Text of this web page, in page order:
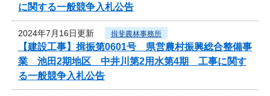
に関する一般競争入札公告
2024年7月16日更新 揖斐農林事務所
【建設工事】揖振第0601号 県営農村振興総合整備事
業 池田2期地区 中井川第2用水第4期 工事に関す
る一般競争入札公告